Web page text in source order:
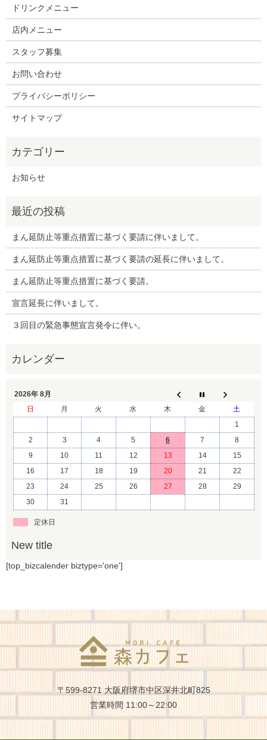
ドリンクメニュー
店内メニュー
スタッフ募集
お問い合わせ
プライバシーポリシー
サイトマップ
お知らせ
まん延防止等重点措置に基づく要請に伴いまして。
まん延防止等重点措置に基づく要請の延長に伴いまして。
まん延防止等重点措置に基づく要請。
宣言延長に伴いまして。
３回目の緊急事態宣言発令に伴い。
2026年 8月
日
月 火 水 木 金
土
1
2
3 4 5 6 7
8
9
10 11 12 13 14
15
16
17 18 19 20 21
22
23
24 25 26 27 28
29
30
31
定休日
〒599-8271 大阪府堺市中区深井北町825
営業時間 11:00～22:00